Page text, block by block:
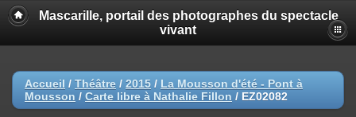
Mascarille, portail des photographes du spectacle
vivant
Accueil / Théâtre / 2015 / La Mousson d'été - Pont à
Mousson / Carte libre à Nathalie Fillon / EZ02082